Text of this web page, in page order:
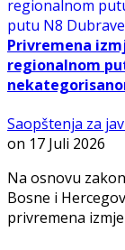
Privremena
regionalnom
Saopštenja za
on 17 Juli 2026
Na osnovu
Bosne i
privremena